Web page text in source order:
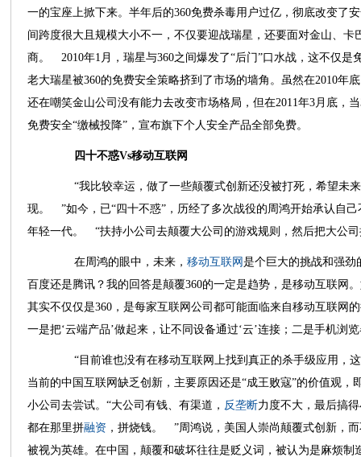
一的宝座上掀下来。半年后的360免费杀毒用户过亿，彻底改变了
间跨度很大且规模大小不一，不仅要迎战瑞星，还要面对金山、
商。 2010年1月，瑞星与360之间爆发了“后门”口水战，这不仅是
老大瑞星被360的免费安全策略挤到了市场的墙角。虽然在2010年
还在嘲笑金山公司没有能力去改变市场格局，但在2011年3月底，
免费安全“缴械投降”，宣布旗下个人安全产品全部免费。
四十不惑Vs移动互联网
“我比较幸运，做了一些颠覆式创新还没被打死，希望未
现。 ”如今，已“四十不惑”，历经了多次战役的周鸿开始承认自
年轻一代。 “扶持小公司去颠覆大公司的游戏规则，然后把大公
在周鸿的眼中，未来， 移动互联网 是个巨大的挑战和强劲
百度还是腾讯？我的回答是颠覆360的一定是趋势，是移动互联网
其实不仅仅是360，是每家互联网公司都可能面临来自移动互联网
一是把‘云端产品’做起来，让不同设备通过‘云’连接；二是手机浏
“目前谁也没有在移动互联网上找到真正的杀手级应用，
当前的中国互联网缺乏创新，主要原因还是“成王败寇”的价值观
小公司去尝试。“大公司有钱、有渠道， 反垄断力度不大，最后搞
都在那里拼融资 ，拼烧钱。 ”周鸿说，美国人崇尚颠覆式创新，
被视为英雄。在中国，颠覆和破坏往往是贬义词，被认为是麻烦